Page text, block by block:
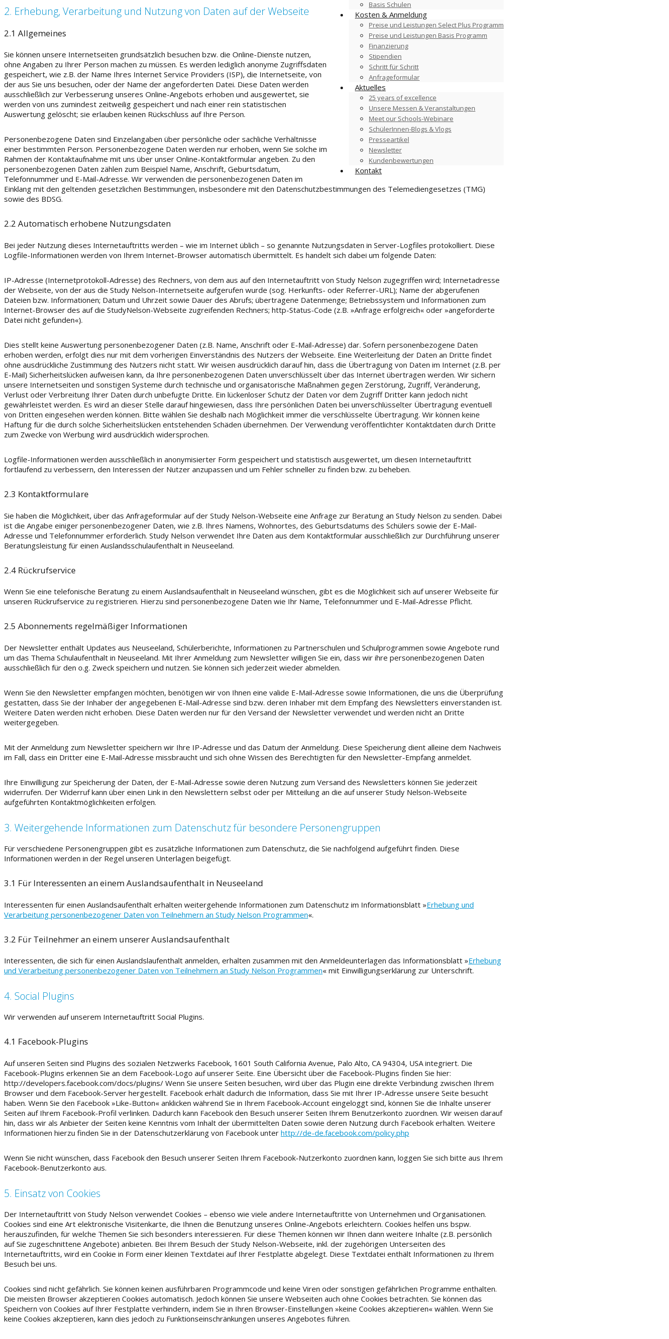
Basis Schulen
Kosten & Anmeldung
Preise und Leistungen Select Plus Programm
Preise und Leistungen Basis Programm
Finanzierung
Stipendien
Schritt für Schritt
Anfrageformular
Aktuelles
25 years of excellence
Unsere Messen & Veranstaltungen
Meet our Schools-Webinare
SchülerInnen-Blogs & Vlogs
Presseartikel
Newsletter
Kundenbewertungen
Kontakt
2. Erhebung, Verarbeitung und Nutzung von Daten auf der Webseite
2.1 Allgemeines
Sie können unsere Internetseiten grundsätzlich besuchen bzw. die Online-Dienste nutzen,
ohne Angaben zu Ihrer Person machen zu müssen. Es werden lediglich anonyme Zugriffsdaten
gespeichert, wie z.B. der Name Ihres Internet Service Providers (ISP), die Internetseite, von
der aus Sie uns besuchen, oder der Name der angeforderten Datei. Diese Daten werden
ausschließlich zur Verbesserung unseres Online-Angebots erhoben und ausgewertet, sie
werden von uns zumindest zeitweilig gespeichert und nach einer rein statistischen
Auswertung gelöscht; sie erlauben keinen Rückschluss auf Ihre Person.
Personenbezogene Daten sind Einzelangaben über persönliche oder sachliche Verhältnisse
einer bestimmten Person. Personenbezogene Daten werden nur erhoben, wenn Sie solche im
Rahmen der Kontaktaufnahme mit uns über unser Online-Kontaktformular angeben. Zu den
personenbezogenen Daten zählen zum Beispiel Name, Anschrift, Geburtsdatum,
Telefonnummer und E-Mail-Adresse. Wir verwenden die personenbezogenen Daten im
Einklang mit den geltenden gesetzlichen Bestimmungen, insbesondere mit den Datenschutzbestimmungen des Telemediengesetzes (TMG)
sowie des BDSG.
2.2 Automatisch erhobene Nutzungsdaten
Bei jeder Nutzung dieses Internetauftritts werden – wie im Internet üblich – so genannte Nutzungsdaten in Server-Logfiles protokolliert. Diese
Logfile-Informationen werden von Ihrem Internet-Browser automatisch übermittelt. Es handelt sich dabei um folgende Daten:
IP-Adresse (Internetprotokoll-Adresse) des Rechners, von dem aus auf den Internetauftritt von Study Nelson zugegriffen wird; Internetadresse
der Webseite, von der aus die Study Nelson-Internetseite aufgerufen wurde (sog. Herkunfts- oder Referrer-URL); Name der abgerufenen
Dateien bzw. Informationen; Datum und Uhrzeit sowie Dauer des Abrufs; übertragene Datenmenge; Betriebssystem und Informationen zum
Internet-Browser des auf die StudyNelson-Webseite zugreifenden Rechners; http-Status-Code (z.B. »Anfrage erfolgreich« oder »angeforderte
Datei nicht gefunden«).
Dies stellt keine Auswertung personenbezogener Daten (z.B. Name, Anschrift oder E-Mail-Adresse) dar. Sofern personenbezogene Daten
erhoben werden, erfolgt dies nur mit dem vorherigen Einverständnis des Nutzers der Webseite. Eine Weiterleitung der Daten an Dritte findet
ohne ausdrückliche Zustimmung des Nutzers nicht statt. Wir weisen ausdrücklich darauf hin, dass die Übertragung von Daten im Internet (z.B. per
E-Mail) Sicherheitslücken aufweisen kann, da Ihre personenbezogenen Daten unverschlüsselt über das Internet übertragen werden. Wir sichern
unsere Internetseiten und sonstigen Systeme durch technische und organisatorische Maßnahmen gegen Zerstörung, Zugriff, Veränderung,
Verlust oder Verbreitung Ihrer Daten durch unbefugte Dritte. Ein lückenloser Schutz der Daten vor dem Zugriff Dritter kann jedoch nicht
gewährleistet werden. Es wird an dieser Stelle darauf hingewiesen, dass Ihre persönlichen Daten bei unverschlüsselter Übertragung eventuell
von Dritten eingesehen werden können. Bitte wählen Sie deshalb nach Möglichkeit immer die verschlüsselte Übertragung. Wir können keine
Haftung für die durch solche Sicherheitslücken entstehenden Schäden übernehmen. Der Verwendung veröffentlichter Kontaktdaten durch Dritte
zum Zwecke von Werbung wird ausdrücklich widersprochen.
Logfile-Informationen werden ausschließlich in anonymisierter Form gespeichert und statistisch ausgewertet, um diesen Internetauftritt
fortlaufend zu verbessern, den Interessen der Nutzer anzupassen und um Fehler schneller zu finden bzw. zu beheben.
2.3 Kontaktformulare
Sie haben die Möglichkeit, über das Anfrageformular auf der Study Nelson-Webseite eine Anfrage zur Beratung an Study Nelson zu senden. Dabei
ist die Angabe einiger personenbezogener Daten, wie z.B. Ihres Namens, Wohnortes, des Geburtsdatums des Schülers sowie der E-Mail-
Adresse und Telefonnummer erforderlich. Study Nelson verwendet Ihre Daten aus dem Kontaktformular ausschließlich zur Durchführung unserer
Beratungsleistung für einen Auslandsschulaufenthalt in Neuseeland.
2.4 Rückrufservice
Wenn Sie eine telefonische Beratung zu einem Auslandsaufenthalt in Neuseeland wünschen, gibt es die Möglichkeit sich auf unserer Webseite für
unseren Rückrufservice zu registrieren. Hierzu sind personenbezogene Daten wie Ihr Name, Telefonnummer und E-Mail-Adresse Pflicht.
2.5 Abonnements regelmäßiger Informationen
Der Newsletter enthält Updates aus Neuseeland, Schülerberichte, Informationen zu Partnerschulen und Schulprogrammen sowie Angebote rund
um das Thema Schulaufenthalt in Neuseeland. Mit Ihrer Anmeldung zum Newsletter willigen Sie ein, dass wir ihre personenbezogenen Daten
ausschließlich für den o.g. Zweck speichern und nutzen. Sie können sich jederzeit wieder abmelden.
Wenn Sie den Newsletter empfangen möchten, benötigen wir von Ihnen eine valide E-Mail-Adresse sowie Informationen, die uns die Überprüfung
gestatten, dass Sie der Inhaber der angegebenen E-Mail-Adresse sind bzw. deren Inhaber mit dem Empfang des Newsletters einverstanden ist.
Weitere Daten werden nicht erhoben. Diese Daten werden nur für den Versand der Newsletter verwendet und werden nicht an Dritte
weitergegeben.
Mit der Anmeldung zum Newsletter speichern wir Ihre IP-Adresse und das Datum der Anmeldung. Diese Speicherung dient alleine dem Nachweis
im Fall, dass ein Dritter eine E-Mail-Adresse missbraucht und sich ohne Wissen des Berechtigten für den Newsletter-Empfang anmeldet.
Ihre Einwilligung zur Speicherung der Daten, der E-Mail-Adresse sowie deren Nutzung zum Versand des Newsletters können Sie jederzeit
widerrufen. Der Widerruf kann über einen Link in den Newslettern selbst oder per Mitteilung an die auf unserer Study Nelson-Webseite
aufgeführten Kontaktmöglichkeiten erfolgen.
3. Weitergehende Informationen zum Datenschutz für besondere Personengruppen
Für verschiedene Personengruppen gibt es zusätzliche Informationen zum Datenschutz, die Sie nachfolgend aufgeführt finden. Diese
Informationen werden in der Regel unseren Unterlagen beigefügt.
3.1 Für Interessenten an einem Auslandsaufenthalt in Neuseeland
Interessenten für einen Auslandsaufenthalt erhalten weitergehende Informationen zum Datenschutz im Informationsblatt »Erhebung und
Verarbeitung personenbezogener Daten von Teilnehmern an Study Nelson Programmen«.
3.2 Für Teilnehmer an einem unserer Auslandsaufenthalt
Interessenten, die sich für einen Auslandslaufenthalt anmelden, erhalten zusammen mit den Anmeldeunterlagen das Informationsblatt »Erhebung
und Verarbeitung personenbezogener Daten von Teilnehmern an Study Nelson Programmen« mit Einwilligungserklärung zur Unterschrift.
4. Social Plugins
Wir verwenden auf unserem Internetauftritt Social Plugins.
4.1 Facebook-Plugins
Auf unseren Seiten sind Plugins des sozialen Netzwerks Facebook, 1601 South California Avenue, Palo Alto, CA 94304, USA integriert. Die
Facebook-Plugins erkennen Sie an dem Facebook-Logo auf unserer Seite. Eine Übersicht über die Facebook-Plugins finden Sie hier:
http://developers.facebook.com/docs/plugins/ Wenn Sie unsere Seiten besuchen, wird über das Plugin eine direkte Verbindung zwischen Ihrem
Browser und dem Facebook-Server hergestellt. Facebook erhält dadurch die Information, dass Sie mit Ihrer IP-Adresse unsere Seite besucht
haben. Wenn Sie den Facebook »Like-Button« anklicken während Sie in Ihrem Facebook-Account eingeloggt sind, können Sie die Inhalte unserer
Seiten auf Ihrem Facebook-Profil verlinken. Dadurch kann Facebook den Besuch unserer Seiten Ihrem Benutzerkonto zuordnen. Wir weisen darauf
hin, dass wir als Anbieter der Seiten keine Kenntnis vom Inhalt der übermittelten Daten sowie deren Nutzung durch Facebook erhalten. Weitere
Informationen hierzu finden Sie in der Datenschutzerklärung von Facebook unter http://de-de.facebook.com/policy.php
Wenn Sie nicht wünschen, dass Facebook den Besuch unserer Seiten Ihrem Facebook-Nutzerkonto zuordnen kann, loggen Sie sich bitte aus Ihrem
Facebook-Benutzerkonto aus.
5. Einsatz von Cookies
Der Internetauftritt von Study Nelson verwendet Cookies – ebenso wie viele andere Internetauftritte von Unternehmen und Organisationen.
Cookies sind eine Art elektronische Visitenkarte, die Ihnen die Benutzung unseres Online-Angebots erleichtern. Cookies helfen uns bspw.
herauszufinden, für welche Themen Sie sich besonders interessieren. Für diese Themen können wir Ihnen dann weitere Inhalte (z.B. persönlich
auf Sie zugeschnittene Angebote) anbieten. Bei Ihrem Besuch der Study Nelson-Webseite, inkl. der zugehörigen Unterseiten des
Internetauftritts, wird ein Cookie in Form einer kleinen Textdatei auf Ihrer Festplatte abgelegt. Diese Textdatei enthält Informationen zu Ihrem
Besuch bei uns.
Cookies sind nicht gefährlich. Sie können keinen ausführbaren Programmcode und keine Viren oder sonstigen gefährlichen Programme enthalten.
Die meisten Browser akzeptieren Cookies automatisch. Jedoch können Sie unsere Webseiten auch ohne Cookies betrachten. Sie können das
Speichern von Cookies auf Ihrer Festplatte verhindern, indem Sie in Ihren Browser-Einstellungen »keine Cookies akzeptieren« wählen. Wenn Sie
keine Cookies akzeptieren, kann dies jedoch zu Funktionseinschränkungen unseres Angebotes führen.